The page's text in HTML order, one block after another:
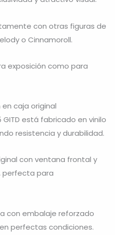
con otras figuras de
o Cinnamoroll.
exposición como para
caja original
GITD está fabricado en vinilo
resistencia y durabilidad.
con ventana frontal y
perfecta para
con embalaje reforzado
perfectas condiciones.